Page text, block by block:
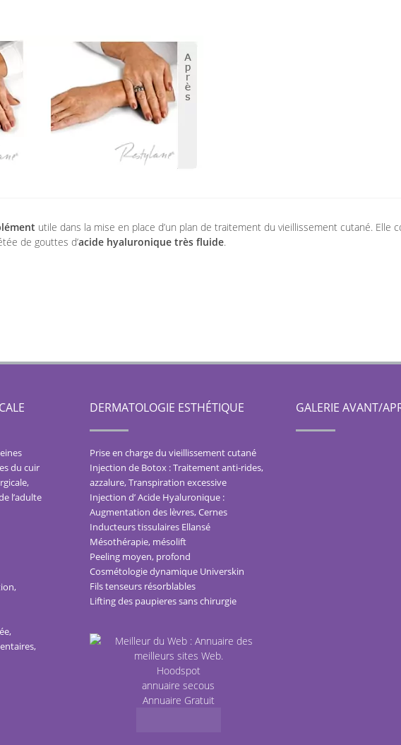
utile dans la mise en place d’un plan de traitement du vieillissement cutané. Elle
de gouttes d’acide hyaluronique très fluide.
du cuir
,
l’adulte
,
,
,
DERMATOLOGIE ESTHÉTIQUE
Prise en charge du vieillissement cutané
Injection de Botox : Traitement anti-rides,
azzalure, Transpiration excessive
Injection d’ Acide Hyaluronique :
Augmentation des lèvres, Cernes
Inducteurs tissulaires Ellansé
Mésothérapie, mésolift
Peeling moyen, profond
Cosmétologie dynamique Universkin
Fils tenseurs résorblables
Lifting des paupieres sans chirurgie
Hoodspot
annuaire secous
Annuaire Gratuit
GALERIE AVANT/